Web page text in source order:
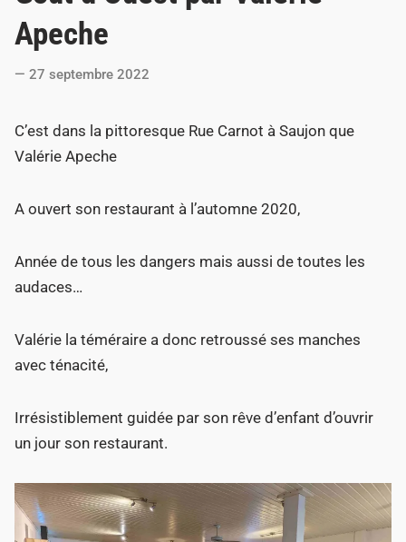
e
d
n
Apeche
27 septembre 2022
C’est dans la pittoresque Rue Carnot à Saujon que
Valérie Apeche
A ouvert son restaurant à l’automne 2020,
Année de tous les dangers mais aussi de toutes les
audaces…
Valérie la téméraire a donc retroussé ses manches
avec ténacité,
Irrésistiblement guidée par son rêve d’enfant d’ouvrir
un jour son restaurant.